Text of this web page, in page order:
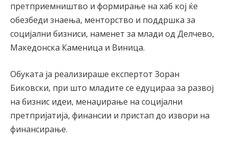
претприемништво и формирање на хаб кој ќе
обезбеди знаења, менторство и поддршка за
социјални бизниси, наменет за млади од Делчево,
Македонска Каменица и Виница.
Обуката ја реализираше експертот Зоран
Биковски, при што младите се едуцираа за развој
на бизнис идеи, менаџирање на социјални
претпријатија, финансии и пристап до извори на
финансирање.